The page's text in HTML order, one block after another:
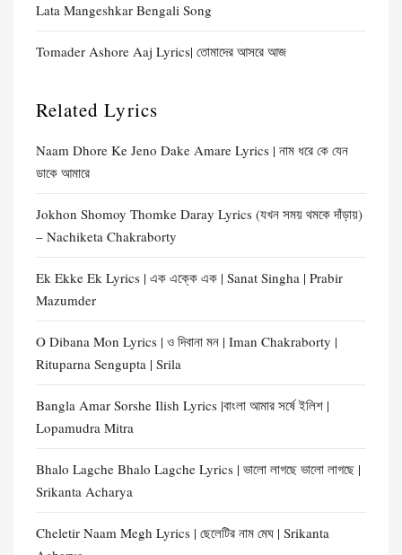
Lata Mangeshkar Bengali Song
Tomader Ashore Aaj Lyrics| তোমাদের আসরে আজ
Related Lyrics
Naam Dhore Ke Jeno Dake Amare Lyrics | নাম ধরে কে যেন
ডাকে আমারে
Jokhon Shomoy Thomke Daray Lyrics (যখন সময় থমকে দাঁড়ায়)
– Nachiketa Chakraborty
Ek Ekke Ek Lyrics | এক এক্কে এক | Sanat Singha | Prabir
Mazumder
O Dibana Mon Lyrics | ও দিবানা মন | Iman Chakraborty |
Rituparna Sengupta | Srila
Bangla Amar Sorshe Ilish Lyrics |বাংলা আমার সর্ষে ইলিশ |
Lopamudra Mitra
Bhalo Lagche Bhalo Lagche Lyrics | ভালো লাগছে ভালো লাগছে |
Srikanta Acharya
Cheletir Naam Megh Lyrics | ছেলেটির নাম মেঘ | Srikanta